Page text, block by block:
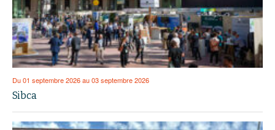
Du 01 septembre 2026 au 03 septembre 2026
Sibca